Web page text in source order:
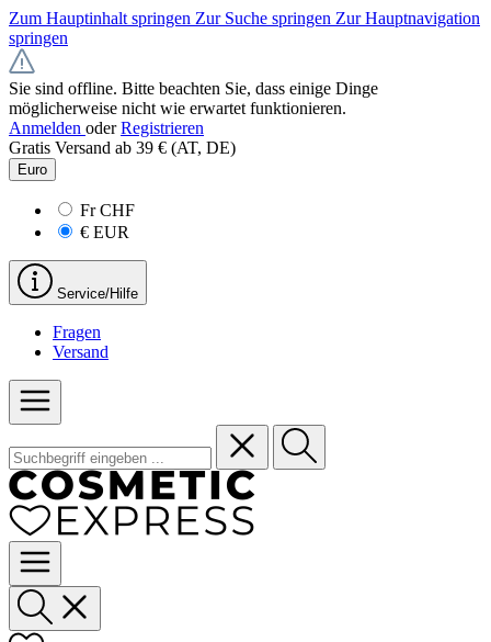
Zum Hauptinhalt springen Zur Suche springen Zur Hauptnavigation
springen
Sie sind offline. Bitte beachten Sie, dass einige Dinge
möglicherweise nicht wie erwartet funktionieren.
Anmelden oder Registrieren
Gratis Versand ab 39 € (AT, DE)
Euro
FrCHF
€ EUR
Service/Hilfe
Fragen
Versand